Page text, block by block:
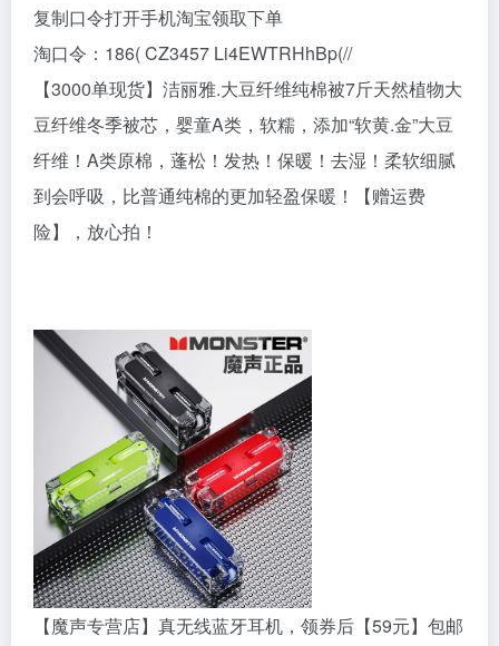
复制口令打开手机淘宝领取下单
淘口令：186( CZ3457 Li4EWTRHhBp(//
【3000单现货】洁丽雅.大豆纤维纯棉被7斤天然植物大
豆纤维冬季被芯，婴童A类，软糯，添加“软黄.金”大豆
纤维！A类原棉，蓬松！发热！保暖！去湿！柔软细腻
到会呼吸，比普通纯棉的更加轻盈保暖！【赠运费
险】，放心拍！
【魔声专营店】真无线蓝牙耳机，领券后【59元】包邮